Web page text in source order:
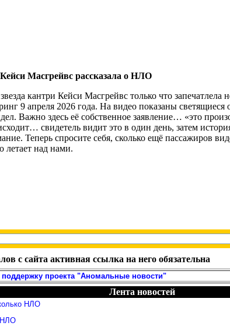
Масгрейвс рассказала о НЛО
кантри Кейси Масгрейвс только что запечатлела
9 апреля 2026 года. На видео показаны
Важно здесь её собственное заявление… «это
свидетель видит это в один день, затем
Теперь спросите себя, сколько ещё пассажиров
летает над нами.
с сайта активная ссылка на него обязательна
поддержку проекта "Аномальные новости"
Лента новостей
НЛО
НЛО